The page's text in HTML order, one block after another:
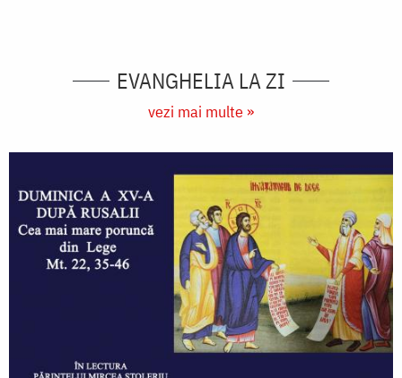
EVANGHELIA LA ZI
vezi mai multe »